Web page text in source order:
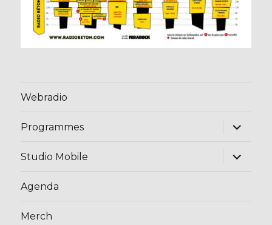
Webradio
Programmes
ouvrir
menu
Studio Mobile
ouvrir
Agenda
Merch